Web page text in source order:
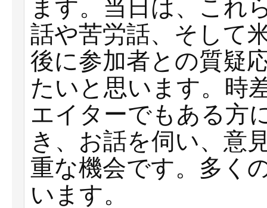
ます。当日は、これ
話や苦労話、そして
後に参加者との質疑
たいと思います。時
エイターでもある方
き、お話を伺い、意
重な機会です。多く
います。